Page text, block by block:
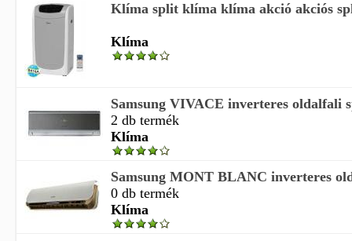
Klíma split klíma klíma akció akciós
Klíma
Samsung VIVACE inverteres oldalfali
2 db termék
Klíma
Samsung MONT BLANC inverteres
0 db termék
Klíma